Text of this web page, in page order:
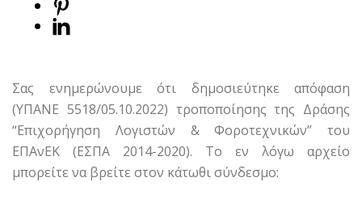
Σας ενημερώνουμε ότι δημοσιεύτηκε απόφαση
(ΥΠΑΝΕ 5518/05.10.2022) τροποποίησης της Δράσης
“Επιχορήγηση Λογιστών & Φοροτεχνικών” του
ΕΠΑνΕΚ (ΕΣΠΑ 2014-2020). Το εν λόγω αρχείο
μπορείτε να βρείτε στον κάτωθι σύνδεσμο: